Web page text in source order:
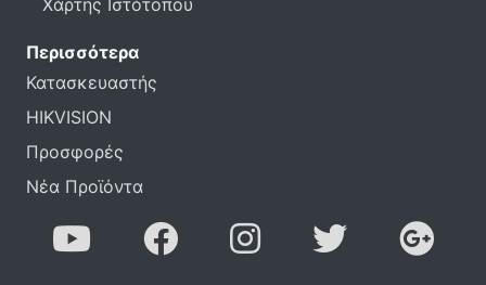
Χάρτης Ιστότοπου
Περισσότερα
Κατασκευαστής
HIKVISION
Προσφορές
Νέα Προϊόντα